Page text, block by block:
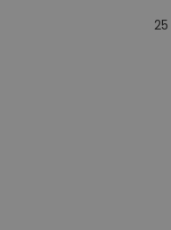
25